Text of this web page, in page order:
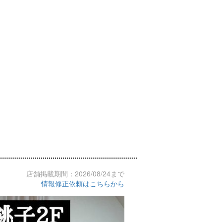
店舗掲載期間：2026/08/24まで
情報修正依頼はこちらから